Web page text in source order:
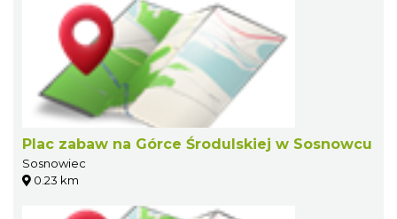
Plac zabaw na Górce Środulskiej w Sosnowcu
Sosnowiec
0.23 km